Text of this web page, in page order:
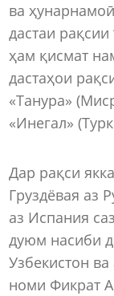
ва
дастаи
ҳам қисмат
дастаҳои
«Танура»
«Инегал»
Дар рақси
Груздёвая аз
аз Испания
дуюм насиби
Узбекистон
номи Фикрат